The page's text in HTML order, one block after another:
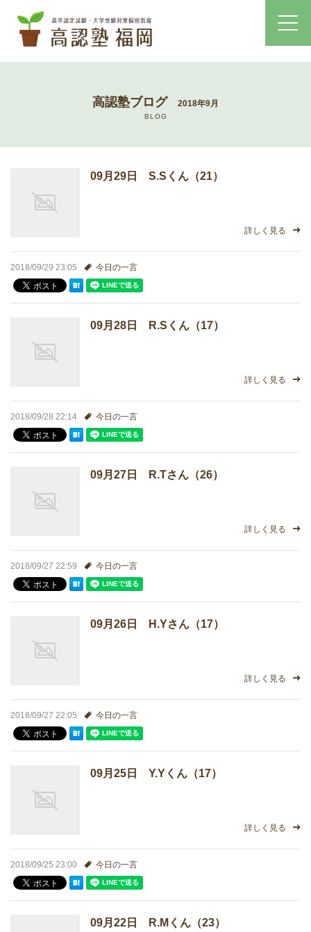
高認塾のご案内
高卒認定試験とは
高卒認定試験にかかる費用
よくあるご質問
高認塾ブログ 2018年9月
BLOG
09月29日 S.Sくん（21）
詳しく見る
2018/09/29 23:05 今日の一言
09月28日 R.Sくん（17）
詳しく見る
2018/09/28 22:14 今日の一言
09月27日 R.Tさん（26）
詳しく見る
2018/09/27 22:59 今日の一言
09月26日 H.Yさん（17）
詳しく見る
2018/09/27 22:05 今日の一言
09月25日 Y.Yくん（17）
詳しく見る
2018/09/25 23:00 今日の一言
09月22日 R.Mくん（23）